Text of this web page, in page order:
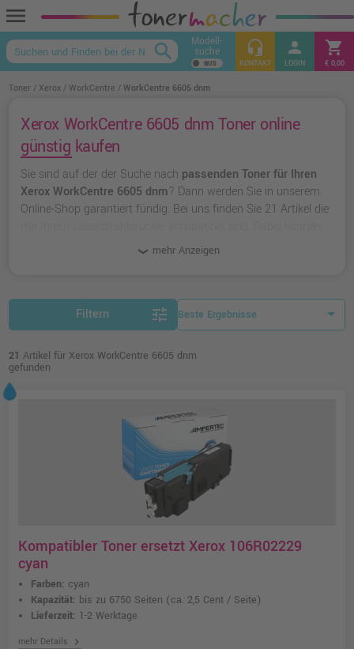
menu
keyboard_arrow_up
search Modell-
suche headset_mic
KONTAKT
person
LOGIN
shopping_cart
€ 0,00
Toner Xerox WorkCentre WorkCentre 6605 dnm
Xerox WorkCentre 6605 dnm Toner online
günstig kaufen
Sie sind auf der der Suche nach passenden Toner für Ihren
Xerox WorkCentre 6605 dnm? Dann werden Sie in unserem
Online-Shop garantiert fündig. Bei uns finden Sie 21 Artikel die
originalen Toner von Xerox wählen oder zu
mehr Anzeigen
Filtern tune
21 Artikel für Xerox WorkCentre 6605 dnm
gefunden
Kompatibler Toner ersetzt Xerox 106R02229
cyan
Farben: cyan
Kapazität: bis zu 6750 Seiten (ca. 2,5 Cent / Seite)
Lieferzeit: 1-2 Werktage
mehr Details chevron_right